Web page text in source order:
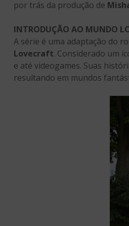
por trás da produção de
INTRODUÇÃO AO MUNDO
A série é uma adaptação do
Lovecraft. Considerado um
e até videogames. Suas
resultando em mundos